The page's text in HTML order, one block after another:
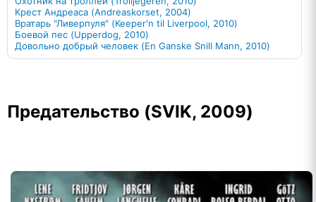
Крест Андреаса (Andreaskorset, 2004)
Вратарь "Ливерпуля" (Keeper'n til Liverpool, 2010)
Боевой пес (Upperdog, 2010)
Довольно добрый человек (En Ganske Snill Mann, 2010)
Предательство (SVIK, 2009)